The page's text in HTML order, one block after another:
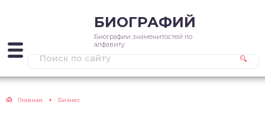
БИОГРАФИЙ
Биографии знаменитостей по
алфавиту
Главная Бизнес